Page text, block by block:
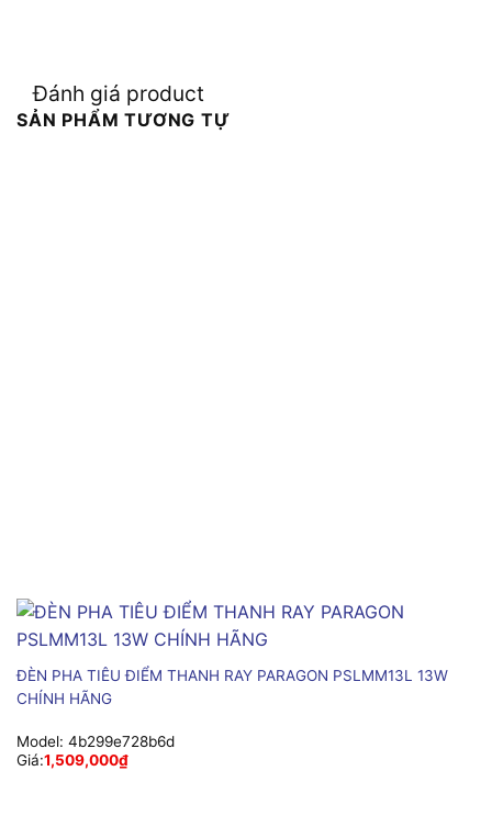
Đánh giá product
SẢN PHẨM TƯƠNG TỰ
ĐÈN PHA TIÊU ĐIỂM THANH RAY PARAGON PSLMM13L 13W
CHÍNH HÃNG
Model: 4b299e728b6d
Giá:1,509,000₫